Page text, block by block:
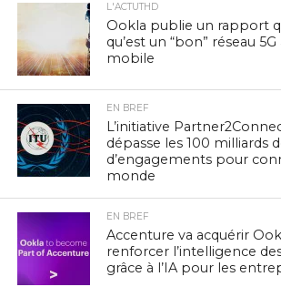
L'ACTUTHD
Ookla publie un rapport
qu’est un “bon” réseau 5G
mobile
EN BREF
L’initiative
dépasse les 100 milliards
d’engagements pour
monde
EN BREF
Accenture va acquérir
renforcer l’intelligence
grâce à l’IA pour les